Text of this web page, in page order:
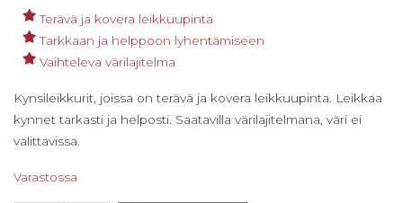
Terävä ja kovera leikkuupinta
Tarkkaan ja helppoon lyhentämiseen
Vaihteleva värilajitelma
Kynsileikkurit, joissa on terävä ja kovera leikkuupinta. Leikkaa
kynnet tarkasti ja helposti. Saatavilla värilajitelmana, väri ei
valittavissa.
Varastossa